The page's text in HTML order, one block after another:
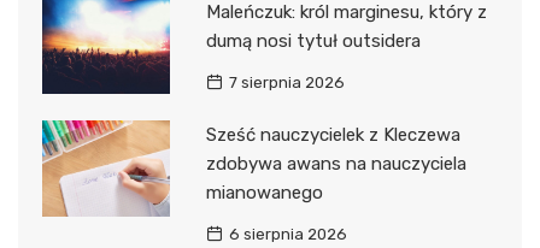
Maleńczuk: król marginesu, który z
dumą nosi tytuł outsidera
7 sierpnia 2026
Sześć nauczycielek z Kleczewa
zdobywa awans na nauczyciela
mianowanego
6 sierpnia 2026